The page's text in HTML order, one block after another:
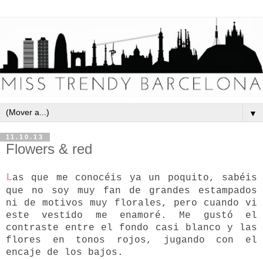
▼
11.10.13
Flowers & red
Las que me conocéis ya un poquito, sabéis
que no soy muy fan de grandes estampados
ni de motivos muy florales, pero cuando vi
este vestido me enamoré. Me gustó el
contraste entre el fondo casi blanco y las
flores en tonos rojos, jugando con el
encaje de los bajos.